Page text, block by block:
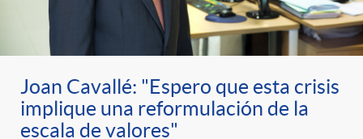
r
a
n
p
e
n
i
c
Joan Cavallé: "Espero que esta crisis
implique una reformulación de la
escala de valores"